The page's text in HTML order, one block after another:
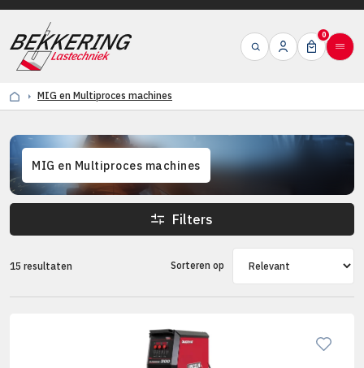
0
MIG en Multiproces machines
MIG en Multiproces machines
Filters
15 resultaten Sorteren op